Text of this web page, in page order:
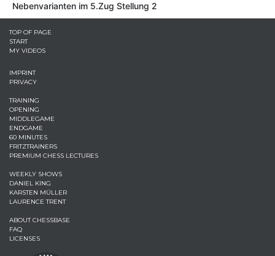
Nebenvarianten im 5.Zug Stellung 2
TOP OF PAGE
START
MY VIDEOS
IMPRINT
PRIVACY
TRAINING
OPENING
MIDDLEGAME
ENDGAME
60 MINUTES
FRITZTRAINERS
PREMIUM CHESS LECTURES
WEEKLY SHOWS
DANIEL KING
KARSTEN MÜLLER
LAURENCE TRENT
ABOUT CHESSBASE
FAQ
LICENSES